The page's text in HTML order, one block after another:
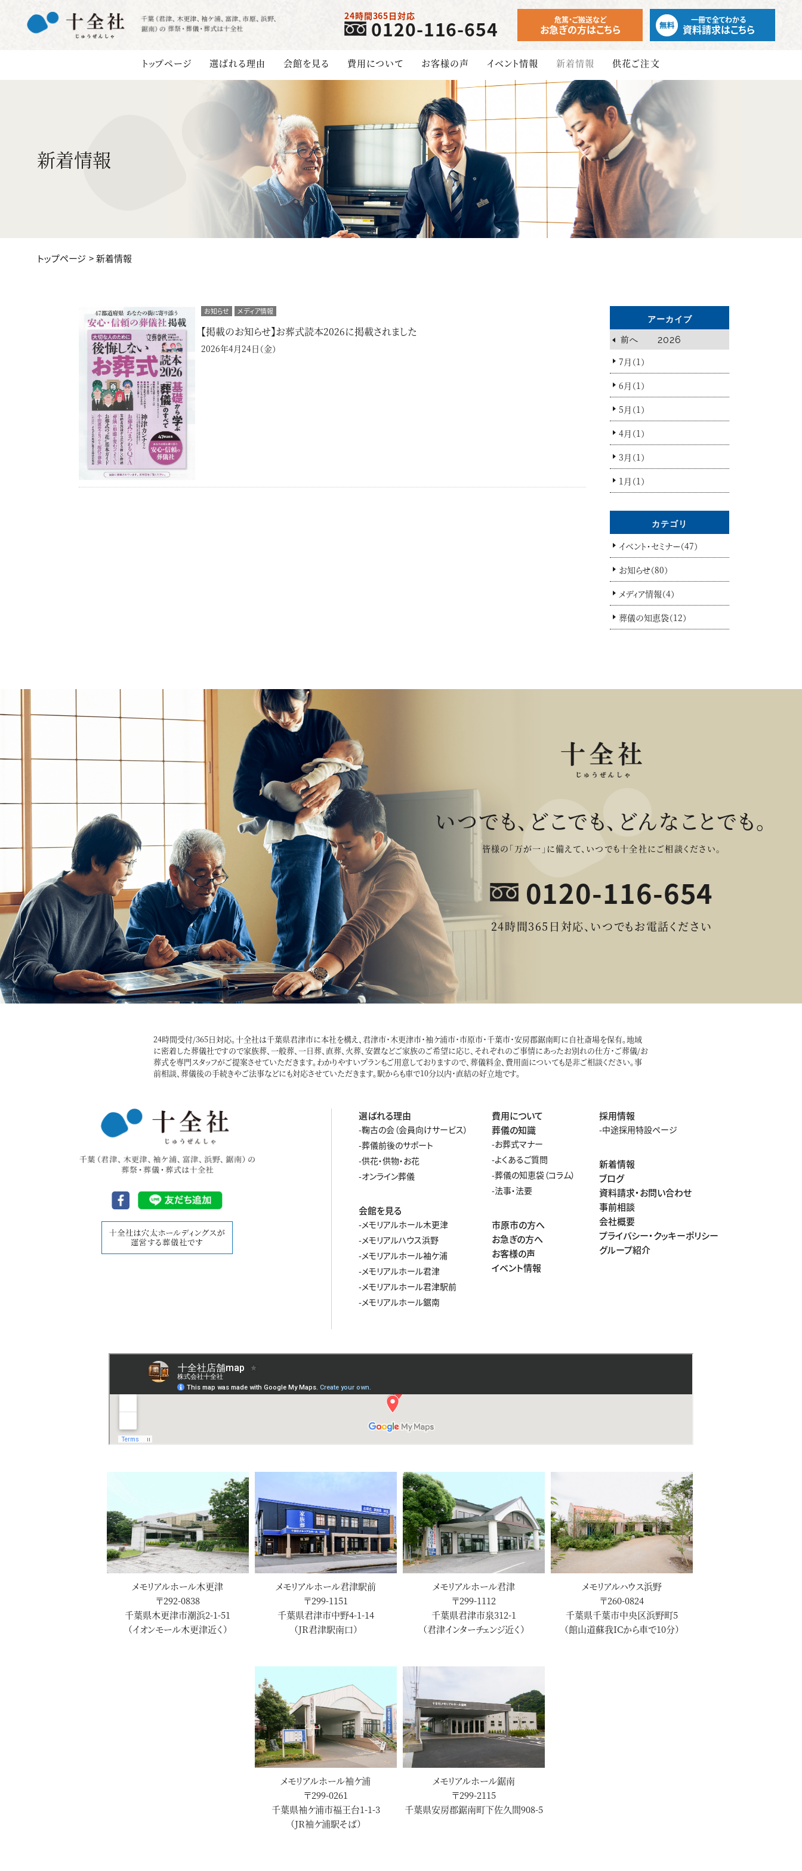
24時間365日対応
0120-116-654 危篤・ご搬送など
お急ぎの方はこちら
一冊で全てわかる
資料請求はこちら
トップページ 選ばれる理由 会館を見る 費用について お客様の声 イベント情報 新着情報 供花ご注文
新着情報
トップページ 新着情報
お知らせ メディア情報
【掲載のお知らせ】お葬式読本2026に掲載されました
2026年4月24日（金）
アーカイブ
前へ 2026
7月（1）
6月（1）
5月（1）
4月（1）
3月（1）
1月（1）
カテゴリ
イベント・セミナー（47）
お知らせ（80）
メディア情報（4）
葬儀の知恵袋（12）
いつでも、どこでも、どんなことでも。
皆様の「万が一」に備えて、 いつでも十全社にご相談ください。
0120-116-654
24時間365日対応、いつでもお電話ください
24時間受付/365日対応。十全社は千葉県君津市に本社を構え、君津市・木更津市・袖ケ浦市・市原市・千葉市・安房郡鋸南町に自社斎場を保有。地域
に密着した葬儀社ですので家族葬、一般葬、一日葬、直葬、火葬、安置などご家族のご希望に応じ、それぞれのご事情にあったお別れの仕方・ご葬儀/お
葬式を専門スタッフがご提案させていただきます。わかりやすいプランもご用意しておりますので、葬儀料金、費用面についても是非ご相談ください。事
前相談、葬儀後の手続きやご法事などにも対応させていただきます。駅からも車で10分以内・直結の好立地です。
選ばれる理由
鞠古の会（会員向けサービス）
葬儀前後のサポート
供花・供物・お花
オンライン葬儀
会館を見る
メモリアルホール木更津
メモリアルハウス浜野
メモリアルホール袖ケ浦
メモリアルホール君津
メモリアルホール君津駅前
メモリアルホール鋸南
費用について
葬儀の知識
お葬式マナー
よくあるご質問
葬儀の知恵袋（コラム）
法事・法要
市原市の方へ
お急ぎの方へ
お客様の声
イベント情報
採用情報
中途採用特設ページ
新着情報
ブログ
資料請求・お問い合わせ
事前相談
会社概要
プライバシー・クッキーポリシー
グループ紹介
メモリアルホール木更津
〒292-0838
千葉県木更津市潮浜2-1-51
（イオンモール木更津近く）
メモリアルホール君津駅前
〒299-1151
千葉県君津市中野4-1-14
（JR君津駅南口）
メモリアルホール君津
〒299-1112
千葉県君津市泉312-1
（君津インターチェンジ近く）
メモリアルハウス浜野
〒260-0824
千葉県千葉市中央区浜野町5
（館山道蘇我ICから車で10分）
メモリアルホール袖ケ浦
〒299-0261
千葉県袖ケ浦市福王台1-1-3
（JR袖ケ浦駅そば）
メモリアルホール鋸南
〒299-2115
千葉県安房郡鋸南町下佐久間908-5